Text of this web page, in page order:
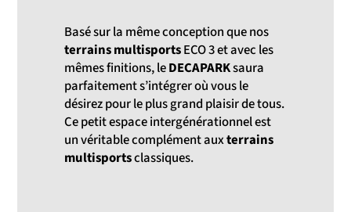
Basé sur la même conception que nos
terrains multisportsECO 3 et avec les
mêmes finitions, leDECAPARKsaura
parfaitement s’intégrer où vous le
désirez pour le plus grand plaisir de tous.
Ce petit espace intergénérationnel est
un véritable complément auxterrains
multisportsclassiques.